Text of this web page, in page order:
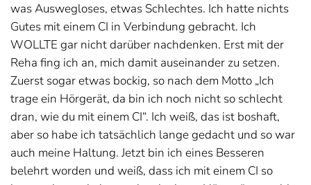
was Auswegloses, etwas Schlechtes. Ich hatte nichts
Gutes mit einem CI in Verbindung gebracht. Ich
WOLLTE gar nicht darüber nachdenken. Erst mit der
Reha fing ich an, mich damit auseinander zu setzen.
Zuerst sogar etwas bockig, so nach dem Motto „Ich
trage ein Hörgerät, da bin ich noch nicht so schlecht
dran, wie du mit einem CI“. Ich weiß, das ist boshaft,
aber so habe ich tatsächlich lange gedacht und so war
auch meine Haltung. Jetzt bin ich eines Besseren
belehrt worden und weiß, dass ich mit einem CI so